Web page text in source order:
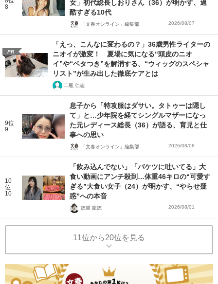
8
女」初代総長しおりさん（36）が明かす、過
酷すぎる10代
「文春オンライン」編集部 2026/08/07
PR
「えっ、こんなに変わるの？」36歳男性ライターの
ニオイが激変！ 夏場に気になる“頭皮のニオ
イ”や“ベタつき”を解消する、“ウィッグのスペシャ
リスト”が生み出した徹底ケアとは
二瓶 仁志
9位
9
息子から「特攻服はダサい。タトゥーは隠し
て」と…少年院を経てシングルマザーになっ
た元レディース総長（36）が語る、育児と仕
事への思い
「文春オンライン」編集部 2026/08/08
10
位
10
「飲み込んでない」「バケツに吐いてる」大
食い動画にアンチ殺到…体重46キロの“可愛す
ぎる”大食い女子（24）が明かす、“やらせ疑
惑”への本音
徳重 龍徳 2026/08/01
11位から20位を見る